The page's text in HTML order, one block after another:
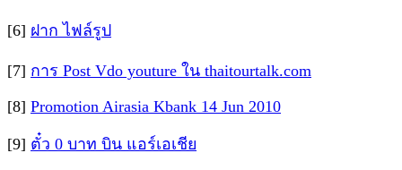
[6] ฝาก ไฟล์รูป
[7] การ Post Vdo youture ใน thaitourtalk.com
[8] Promotion Airasia Kbank 14 Jun 2010
[9] ตั๋ว 0 บาท บิน แอร์เอเชีย